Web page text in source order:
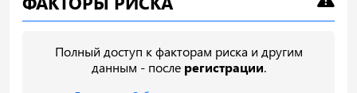
Полный доступ к факторам риска и другим
данным - после регистрации.